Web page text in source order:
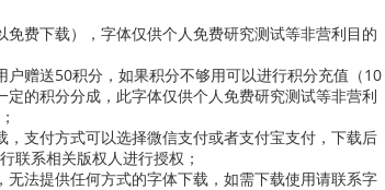
费下载），字体仅供个人免费研究测试等非营利目的
赠送50积分，如果积分不够用可以进行积分充值（10
的积分分成，此字体仅供个人免费研究测试等非营利
支付方式可以选择微信支付或者支付宝支付，下载后
联系相关版权人进行授权；
法提供任何方式的字体下载，如需下载使用请联系字